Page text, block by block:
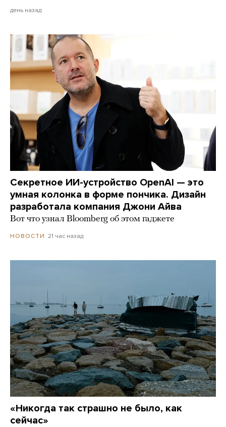
день назад
Секретное ИИ-устройство OpenAI — это
умная колонка в форме пончика. Дизайн
разработала компания Джони Айва
Вот что узнал Bloomberg об этом гаджете
НОВОСТИ 21 час назад
«Никогда так страшно не было, как
сейчас»